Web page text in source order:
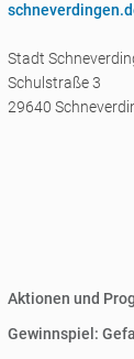
Stadt
Schulstraße 3
29640
Aktionen und
Gewinnspiel: